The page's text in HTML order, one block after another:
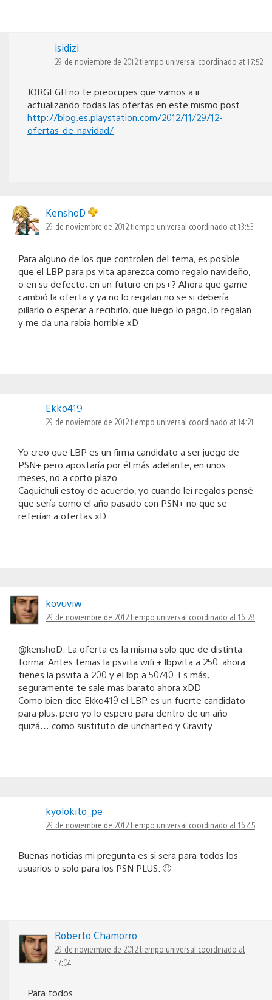
isidizi
29 de noviembre de 2012 tiempo universal coordinado at 17:52
JORGEGH no te preocupes que vamos a ir
actualizando todas las ofertas en este mismo post.
http://blog.es.playstation.com/2012/11/29/12-
ofertas-de-navidad/
KenshoD
29 de noviembre de 2012 tiempo universal coordinado at 13:53
Para alguno de los que controlen del tema, es posible
que el LBP para ps vita aparezca como regalo navideño,
o en su defecto, en un futuro en ps+? Ahora que game
cambió la oferta y ya no lo regalan no se si debería
pillarlo o esperar a recibirlo, que luego lo pago, lo regalan
y me da una rabia horrible xD
Ekko419
29 de noviembre de 2012 tiempo universal coordinado at 14:21
Yo creo que LBP es un firma candidato a ser juego de
PSN+ pero apostaría por él más adelante, en unos
meses, no a corto plazo.
Caquichuli estoy de acuerdo, yo cuando leí regalos pensé
que sería como el año pasado con PSN+ no que se
referían a ofertas xD
kovuviw
29 de noviembre de 2012 tiempo universal coordinado at 16:28
@kenshoD: La oferta es la misma solo que de distinta
forma. Antes tenias la psvita wifi + lbpvita a 250. ahora
tienes la psvita a 200 y el lbp a 50/40. Es más,
seguramente te sale mas barato ahora xDD
Como bien dice Ekko419 el LBP es un fuerte candidato
para plus, pero yo lo espero para dentro de un año
quizá… como sustituto de uncharted y Gravity.
kyolokito_pe
29 de noviembre de 2012 tiempo universal coordinado at 16:45
Buenas noticias mi pregunta es si sera para todos los
usuarios o solo para los PSN PLUS. 🙂
Roberto Chamorro
29 de noviembre de 2012 tiempo universal coordinado at
17:04
Para todos